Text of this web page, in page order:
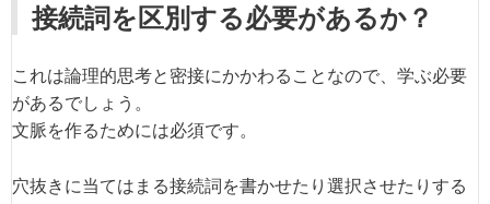
接続詞を区別する必要があるか？
これは論理的思考と密接にかかわることなので、学ぶ必要
があるでしょう。
文脈を作るためには必須です。
穴抜きに当てはまる接続詞を書かせたり選択させたりする